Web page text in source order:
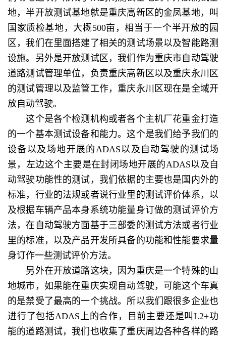
地，半开放测试基地就是重庆高新区的金凤基地，叫
国家质检基地，大概500亩，相当于一个半开放的园
区，我们在里面搭建了相关的测试场景以及智能路测
设施。另外是开放测试区，我们作为重庆市自动驾驶
道路测试管理单位，负责重庆高新区以及重庆永川区
的测试管理以及监管工作，重庆永川区现在是全域开
放自动驾驶。
这个是各个检测机构或者各个主机厂花重金打造
的一个基本测试设备和能力。这个是我们给予我们的
设备以及场地开展的ADAS以及自动驾驶的测试场
景，左边这个主要是在封闭场地开展的ADAS以及自
动驾驶功能性的测试，我们依据的主要也是国内外的
标准，行业的法规或者说行业里的测试评价体系，以
及根据车辆产品本身系统功能量身订做的测试评价方
法，在自动驾驶方面基于三部委的测试方法或者行业
里的标准，以及产品开发所具备的功能和性能要求量
身订作一些测试评价方法。
另外在开放道路这块，因为重庆是一个特殊的山
地城市，如果能在重庆实现自动驾驶，可能这个车真
的是禁受了最高的一个挑战。所以我们跟很多企业也
进行了包括ADAS上的合作，目前主要还是叫L2+功
能的道路测试，我们也收集了重庆周边各种各样的路